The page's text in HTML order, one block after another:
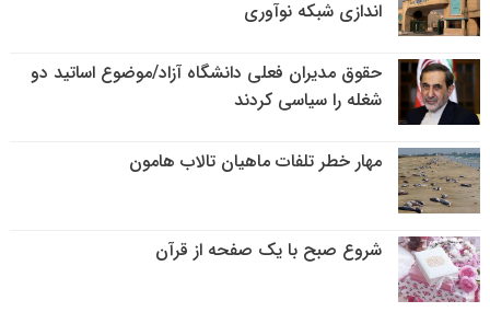
اندازی شبکه نوآوری
حقوق مدیران فعلی دانشگاه آزاد/موضوع اساتید دو
شغله را سیاسی کردند
مهار خطر تلفات ماهیان تالاب‌ هامون
شروع صبح با یک صفحه از قرآن